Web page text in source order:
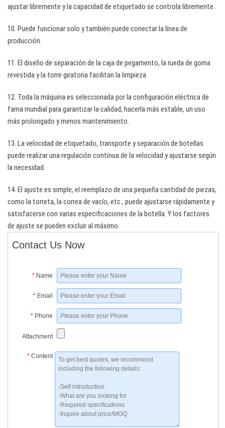
ajustar libremente y la capacidad de etiquetado se controla libremente.
10. Puede funcionar solo y también puede conectar la línea de
producción.
11. El diseño de separación de la caja de pegamento, la rueda de goma
revestida y la torre giratoria facilitan la limpieza.
12. Toda la máquina es seleccionada por la configuración eléctrica de
fama mundial para garantizar la calidad, hacerla más estable, un uso
más prolongado y menos mantenimiento.
13. La velocidad de etiquetado, transporte y separación de botellas
puede realizar una regulación continua de la velocidad y ajustarse según
la necesidad.
14. El ajuste es simple, el reemplazo de una pequeña cantidad de piezas,
como la torreta, la correa de vacío, etc., puede ajustarse rápidamente y
satisfacerse con varias especificaciones de la botella. Y los factores
de ajuste se pueden excluir al máximo.
Contact Us Now
* Name
* Email
* Phone
Attachment
* Content